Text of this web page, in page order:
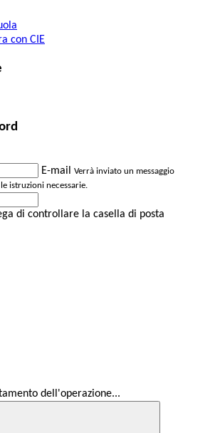
con CIE
E-mail Verrà inviato un messaggio
istruzioni necessarie.
di controllare la casella di posta
dell'operazione...